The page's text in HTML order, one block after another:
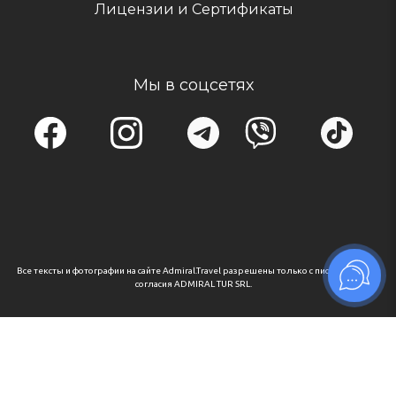
Лицензии и Сертификаты
Мы в соцсетях
Все тексты и фотографии на сайте Admiral.Travel разрешены только с письменного
согласия ADMIRAL TUR SRL.